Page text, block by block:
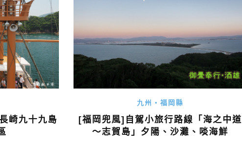
崎九十九島
九州・福岡縣
[福岡兜風]自駕小旅行路線「海之中道
～志賀島」夕陽、沙灘、啖海鮮